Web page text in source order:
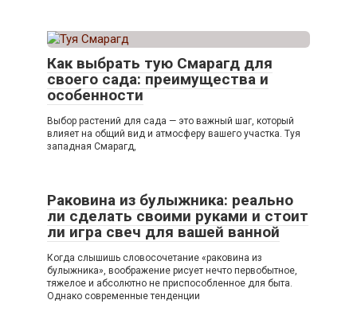
Как выбрать тую Смарагд для
своего сада: преимущества и
особенности
Выбор растений для сада — это важный шаг, который
влияет на общий вид и атмосферу вашего участка. Туя
западная Смарагд,
Раковина из булыжника: реально
ли сделать своими руками и стоит
ли игра свеч для вашей ванной
Когда слышишь словосочетание «раковина из
булыжника», воображение рисует нечто первобытное,
тяжелое и абсолютно не приспособленное для быта.
Однако современные тенденции